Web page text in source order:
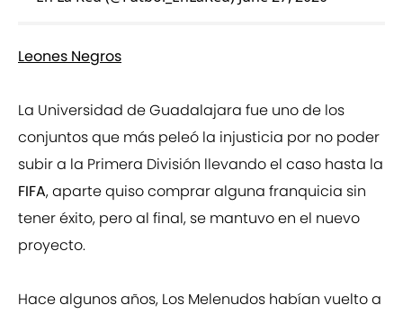
Leones Negros
La Universidad de Guadalajara fue uno de los
conjuntos que más peleó la injusticia por no poder
subir a la Primera División llevando el caso hasta la
FIFA, aparte quiso comprar alguna franquicia sin
tener éxito, pero al final, se mantuvo en el nuevo
proyecto.
Hace algunos años, Los Melenudos habían vuelto a